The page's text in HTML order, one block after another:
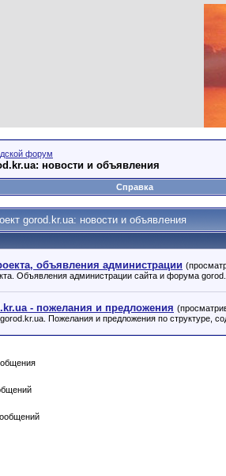
форум
новости и объявления
Справка
gorod.kr.ua: новости и объявления
объявления администрации
Объявления администрации сайта и форума
- пожелания и предложения
Пожелания и предложения по структуре,